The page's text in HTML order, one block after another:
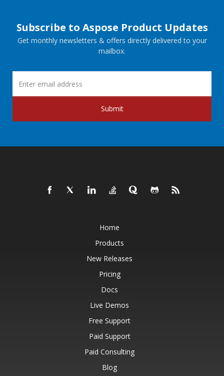
Subscribe to Aspose Product Updates
Get monthly newsletters & offers directly delivered to your
mailbox.
Submit
Home
Products
New Releases
Pricing
Docs
Live Demos
Free Support
Paid Support
Paid Consulting
Blog